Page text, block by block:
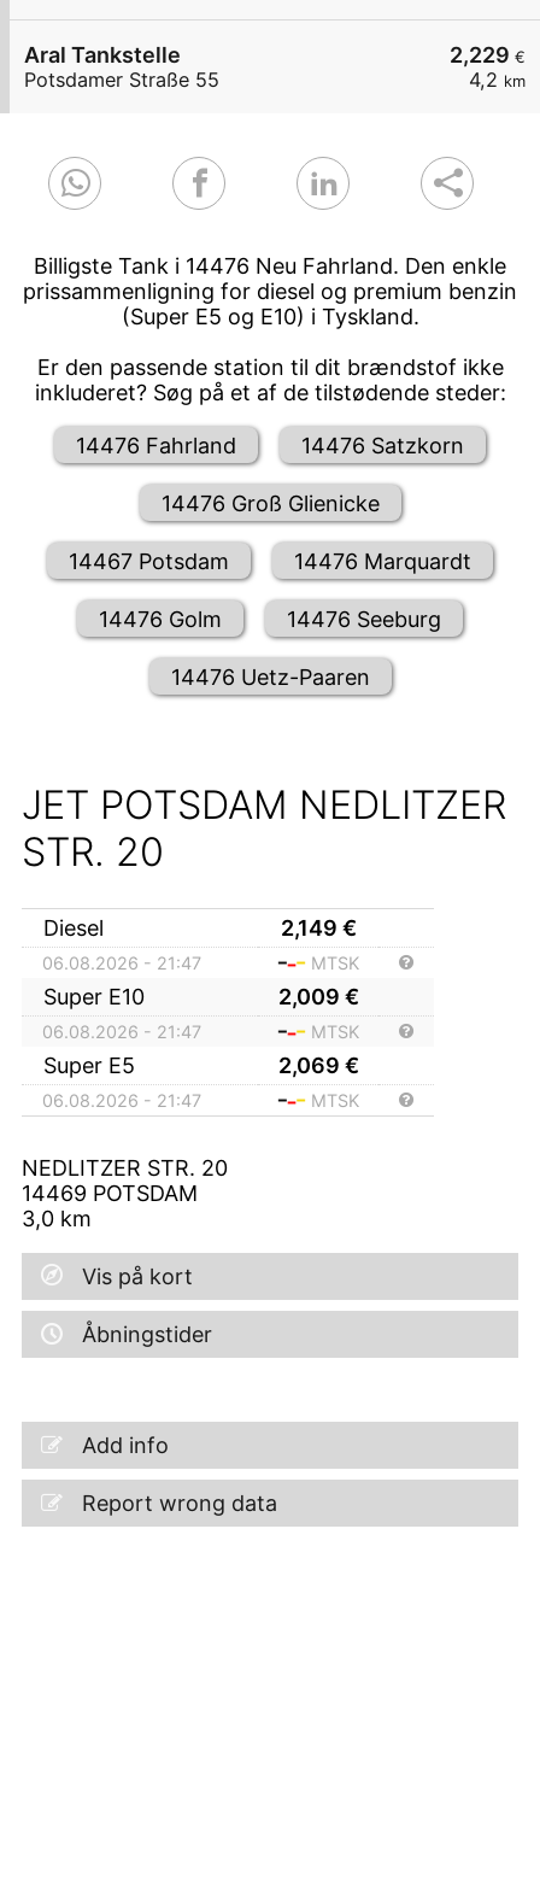
2,229 €
4,2 km
Aral Tankstelle
Potsdamer Straße 55
Billigste Tank i 14476 Neu Fahrland. Den enkle
prissammenligning for diesel og premium benzin
(Super E5 og E10) i Tyskland.
Er den passende station til dit brændstof ikke
inkluderet? Søg på et af de tilstødende steder:
14476 Fahrland 14476 Satzkorn
14476 Groß Glienicke
14467 Potsdam 14476 Marquardt
14476 Golm 14476 Seeburg
14476 Uetz-Paaren
JET POTSDAM NEDLITZER
STR. 20
Diesel 2,149 €
06.08.2026 - 21:47 MTSK
Super E10 2,009 €
06.08.2026 - 21:47 MTSK
Super E5 2,069 €
06.08.2026 - 21:47 MTSK
NEDLITZER STR. 20
14469 POTSDAM
3,0 km
Vis på kort
Åbningstider
Add info
Report wrong data